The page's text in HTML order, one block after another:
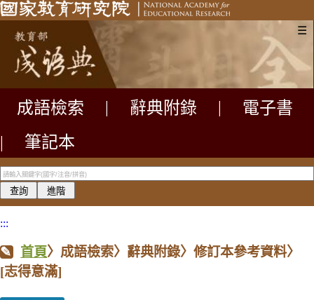
☰
成語檢索 辭典附錄
電子書
|
筆記本
:::
首頁〉成語檢索〉辭典附錄〉修訂本參考資料〉
[志得意滿]